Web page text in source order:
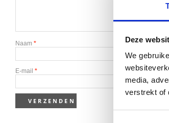
Deze
We
media,
verstrekt of
Naam *
E-mail *